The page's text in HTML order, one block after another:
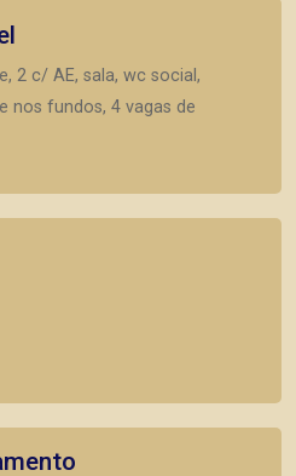
2 c/ AE, sala, wc social,
nos fundos, 4 vagas de